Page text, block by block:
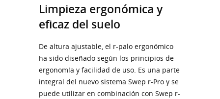
Limpieza ergonómica y
eficaz del suelo
De altura ajustable, el r-palo ergonómico
ha sido diseñado según los principios de
ergonomía y facilidad de uso. Es una parte
integral del nuevo sistema Swep r-Pro y se
puede utilizar en combinación con Swep r-